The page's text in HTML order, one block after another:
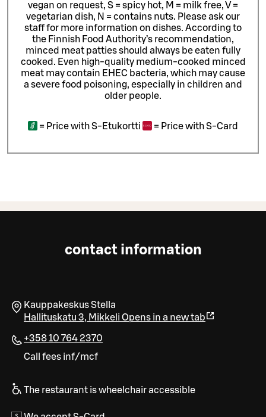
vegan on request, S = spicy hot, M = milk free, V =
vegetarian dish, N = contains nuts. Please ask our
staff for more information on dishes. According to
the Finnish Food Authority’s recommendation,
minced meat patties should always be eaten fully
cooked. Even high-quality medium-cooked minced
meat may contain EHEC bacteria, which may cause
a severe food poisoning, especially in children and
older people.
= Price with S-Etukortti = Price with S-Card
contact information
Kauppakeskus Stella
Hallituskatu 3, Mikkeli Opens in a new tab
+358 10 764 2370
Call fees inf/mcf
The restaurant is wheelchair accessible